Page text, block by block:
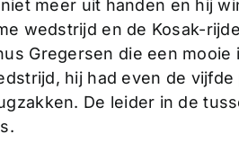
meer uit handen en hij
wedstrijd en de Kosak-
Gregersen die een mooie
hij had even de vijfde
De leider in de